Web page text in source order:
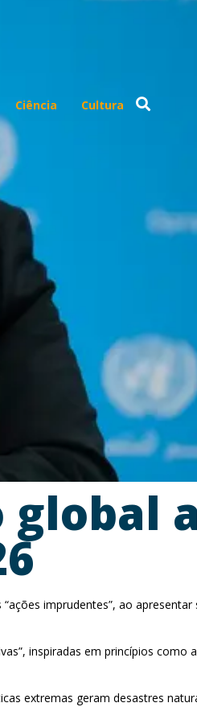
Ciência Cultura
global
imprudentes”, ao apresentar
inspiradas em princípios como
extremas geram desastres